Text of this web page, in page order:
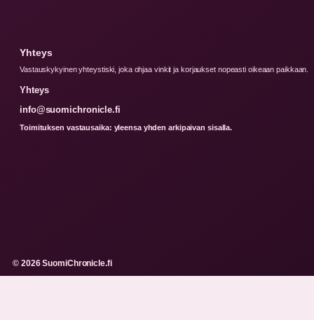
Yhteys
Vastauskykyinen yhteystiski, joka ohjaa vinkit ja korjaukset nopeasti oikeaan paikkaan.
Yhteys
info@suomichronicle.fi
Toimituksen vastausaika: yleensa yhden arkipaivan sisalla.
© 2026 SuomiChronicle.fi